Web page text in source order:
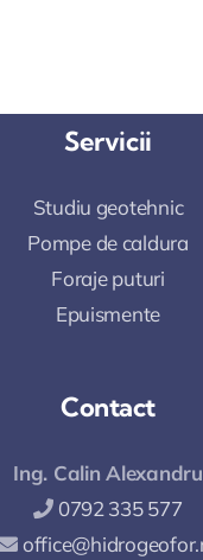
Servicii
Studiu geotehnic
Pompe de caldura
Foraje puturi
Epuismente
Contact
Ing. Calin Alexandru
0792 335 577